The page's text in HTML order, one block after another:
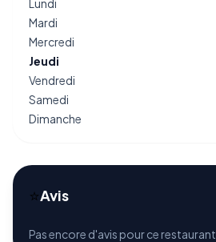
Lundi
Mardi
Mercredi
Jeudi
Vendredi
Samedi
Dimanche
⭐Avis
Pas encore d'avis pour ce restaurant.